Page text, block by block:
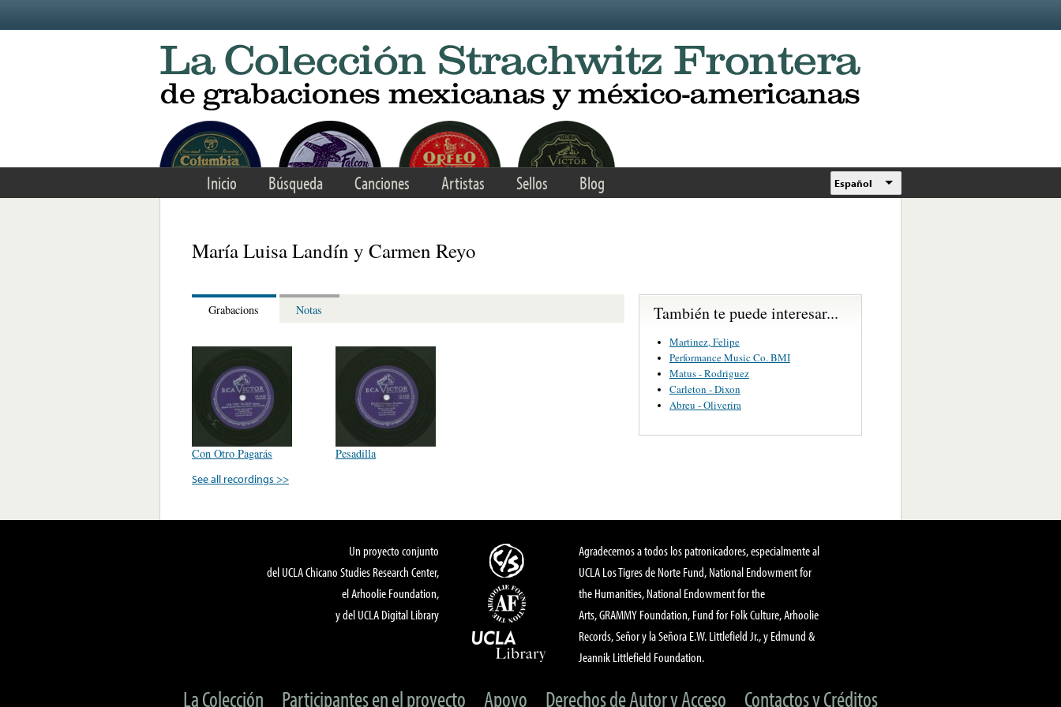
Inicio Búsqueda Canciones Artistas Sellos Blog Español
María Luisa Landín y Carmen Reyo
Grabacions Notas
Con Otro Pagarás
Pesadilla
See all recordings >>
También te puede interesar...
Martinez, Felipe
Performance Music Co. BMI
Matus - Rodriguez
Carleton - Dixon
Abreu - Oliverira
Un proyecto conjunto
del UCLA Chicano Studies Research Center,
el Arhoolie Foundation,
y del UCLA Digital Library
Agradecemos a todos los patronicadores, especialmente al
UCLA Los Tigres de Norte Fund, National Endowment for
the Humanities, National Endowment for the
Arts, GRAMMY Foundation, Fund for Folk Culture, Arhoolie
Records, Señor y la Señora E.W. Littlefield Jr., y Edmund &
Jeannik Littlefield Foundation.
La Colección Participantes en el proyecto Apoyo Derechos de Autor y Acceso Contactos y Créditos